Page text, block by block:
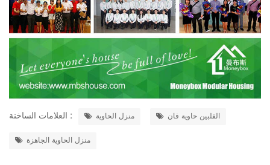
العلامات الساخنة : منزل الحاوية الفلبين حاوية فان
منزل الحاوية الجاهزة